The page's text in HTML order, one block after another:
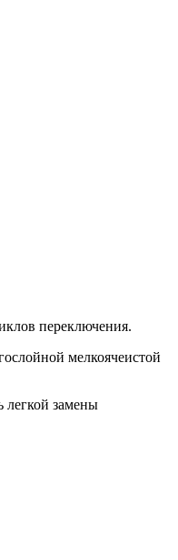
переключения.
мелкоячеистой
легкой замены